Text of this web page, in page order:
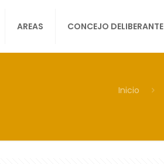
AREAS CONCEJO DELIBERANTE
Inicio